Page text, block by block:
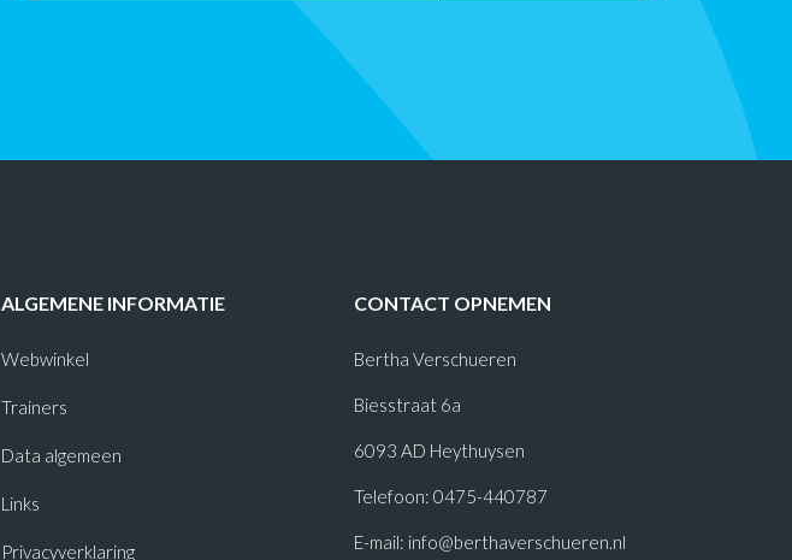
ALGEMENE INFORMATIE
Webwinkel
Trainers
Data algemeen
Links
Privacyverklaring
CONTACT OPNEMEN
Bertha Verschueren
Biesstraat 6a
6093 AD Heythuysen
Telefoon: 0475-440787
E-mail: info@berthaverschueren.nl